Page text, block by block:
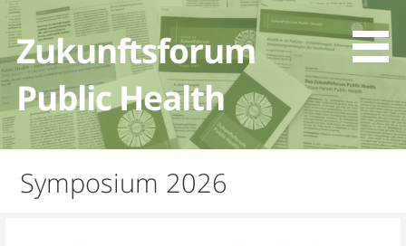
Zum
Inhalt
springen
Zukunftsforum
Public Health
Symposium 2026